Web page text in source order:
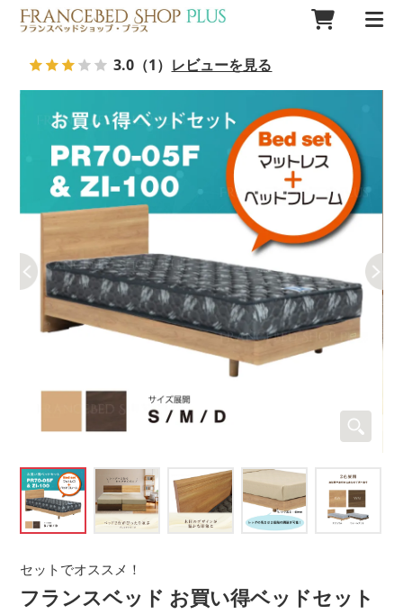
フランスベッド お買い得ベッドセット
セットでオススメ！
3.0 （1） レビューを見る